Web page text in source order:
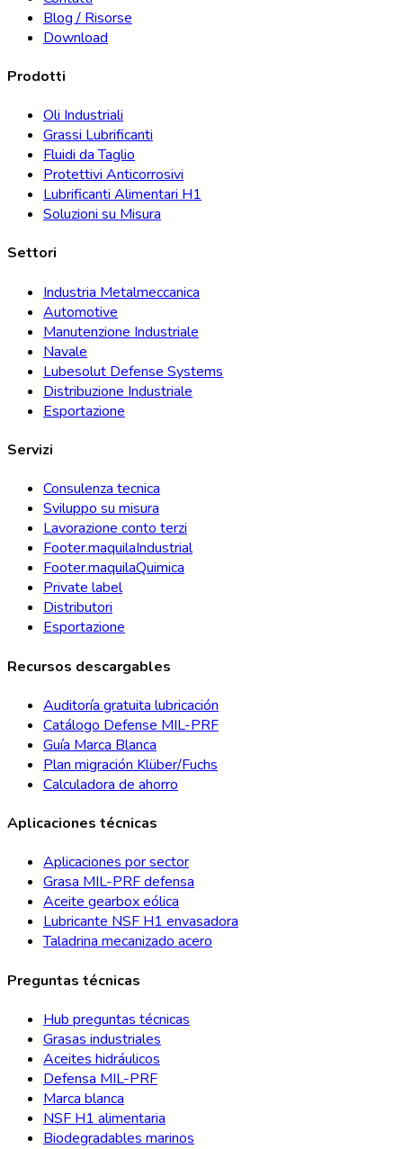
Blog / Risorse
Download
Prodotti
Oli Industriali
Grassi Lubrificanti
Fluidi da Taglio
Protettivi Anticorrosivi
Lubrificanti Alimentari H1
Soluzioni su Misura
Settori
Industria Metalmeccanica
Automotive
Manutenzione Industriale
Navale
Lubesolut Defense Systems
Distribuzione Industriale
Esportazione
Servizi
Consulenza tecnica
Sviluppo su misura
Lavorazione conto terzi
Footer.maquilaIndustrial
Footer.maquilaQuimica
Private label
Distributori
Esportazione
Recursos descargables
Auditoría gratuita lubricación
Catálogo Defense MIL-PRF
Guía Marca Blanca
Plan migración Klüber/Fuchs
Calculadora de ahorro
Aplicaciones técnicas
Aplicaciones por sector
Grasa MIL-PRF defensa
Aceite gearbox eólica
Lubricante NSF H1 envasadora
Taladrina mecanizado acero
Preguntas técnicas
Hub preguntas técnicas
Grasas industriales
Aceites hidráulicos
Defensa MIL-PRF
Marca blanca
NSF H1 alimentaria
Biodegradables marinos